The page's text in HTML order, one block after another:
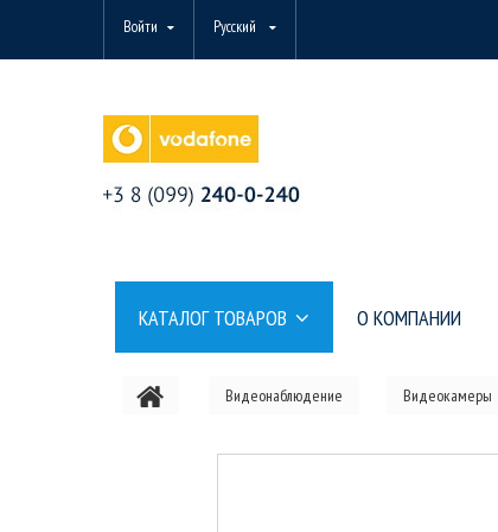
Войти Русский
КАТАЛОГ ТОВАРОВ О КОМПАНИИ
Видеонаблюдение Видеокамеры